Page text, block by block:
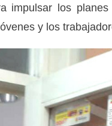
impulsar los
y los